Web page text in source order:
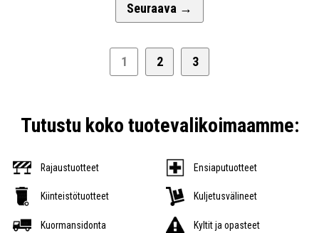
1 2 3
Seuraava →
Tutustu koko tuotevalikoimaamme:
Rajaustuotteet Ensiaputuotteet
Kiinteistötuotteet Kuljetusvälineet
Kuormansidonta Kyltit ja opasteet